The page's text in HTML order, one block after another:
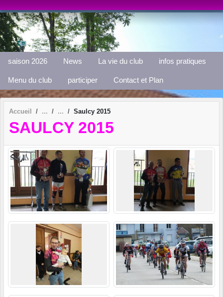
saison 2026 News La vie du club infos pratiques
Menu du club participer Contact et Plan
Accueil Saulcy 2015
SAULCY 2015